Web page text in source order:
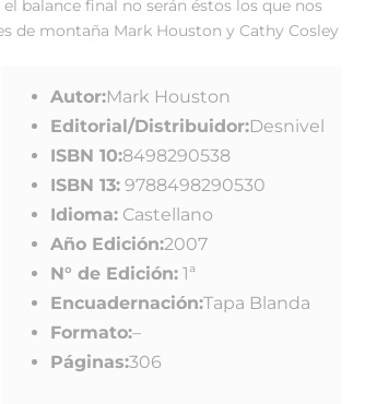
balance final no serán éstos los que nos
de montaña Mark Houston y Cathy Cosley
Autor:Mark Houston
Editorial/Distribuidor:Desnivel
ISBN 10:8498290538
ISBN 13:9788498290530
Idioma:Castellano
Año Edición:2007
N° de Edición:1ª
Encuadernación:Tapa Blanda
Formato:–
Páginas:306